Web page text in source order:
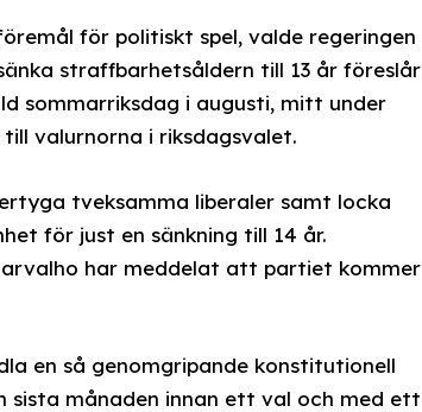
för politiskt spel, valde regeringen
straffbarhetsåldern till 13 år föreslår
sommarriksdag i augusti, mitt under
valurnorna i riksdagsvalet.
tveksamma liberaler samt locka
för just en sänkning till 14 år.
har meddelat att partiet kommer
en så genomgripande konstitutionell
sista månaden innan ett val och med ett